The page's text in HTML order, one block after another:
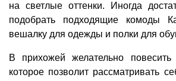
на светлые оттенки. Иногда
подобрать подходящие комоды
вешалку для одежды и полки для
В прихожей желательно повесить
которое позволит рассматривать